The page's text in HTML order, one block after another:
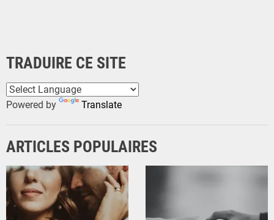
TRADUIRE CE SITE
Powered by Translate
ARTICLES POPULAIRES